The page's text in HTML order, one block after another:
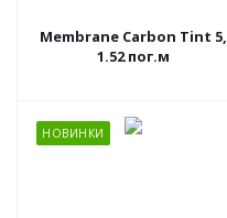
Membrane Carbon Tint 5,
1.52 пог.м
НОВИНКИ